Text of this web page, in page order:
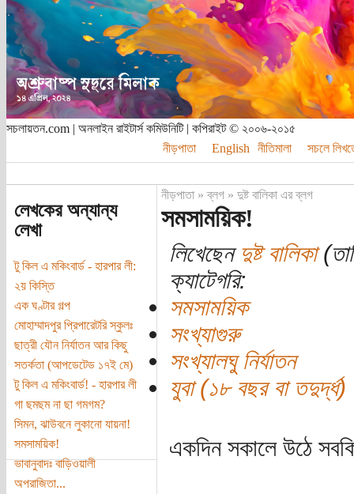
সচলায়তন.com | অনলাইন রাইটার্স কমিউনিটি | কপিরাইট © ২০০৬-২০১৫
নীড়পাতা
English নীতিমালা সচলে
লেখকের অন্যান্য
লেখা
টু কিল এ মকিংবার্ড - হারপার লী:
২য় কিস্তি
এক ঘণ্টার গল্প
মোহাম্মাদপুর প্রিপারেটরি স্কুলঃ
ছাত্রী যৌন নির্যাতন আর কিছু
সতর্কতা (আপডেটেড ১৭ই মে)
টু কিল এ মকিংবার্ড! - হারপার লী
গা ছমছম না ছা গমগম?
সিমন, ঝাউবনে লুকানো যায়না!
সমসাময়িক!
ভাবানুবাদঃ বাড়িওয়ালী
অপরাজিতা...
নীড়পাতা»ব্লগ» দুষ্ট বালিকা এর ব্লগ
সমসাময়িক!
লিখেছেনদুষ্ট বালিকা
ক্যাটেগরি:
সমসাময়িক
সংখ্যাগুরু
সংখ্যালঘু নির্যাতন
যুবা (১৮ বছর বা তদুর্দ্ধ)
একদিন সকালে উঠে